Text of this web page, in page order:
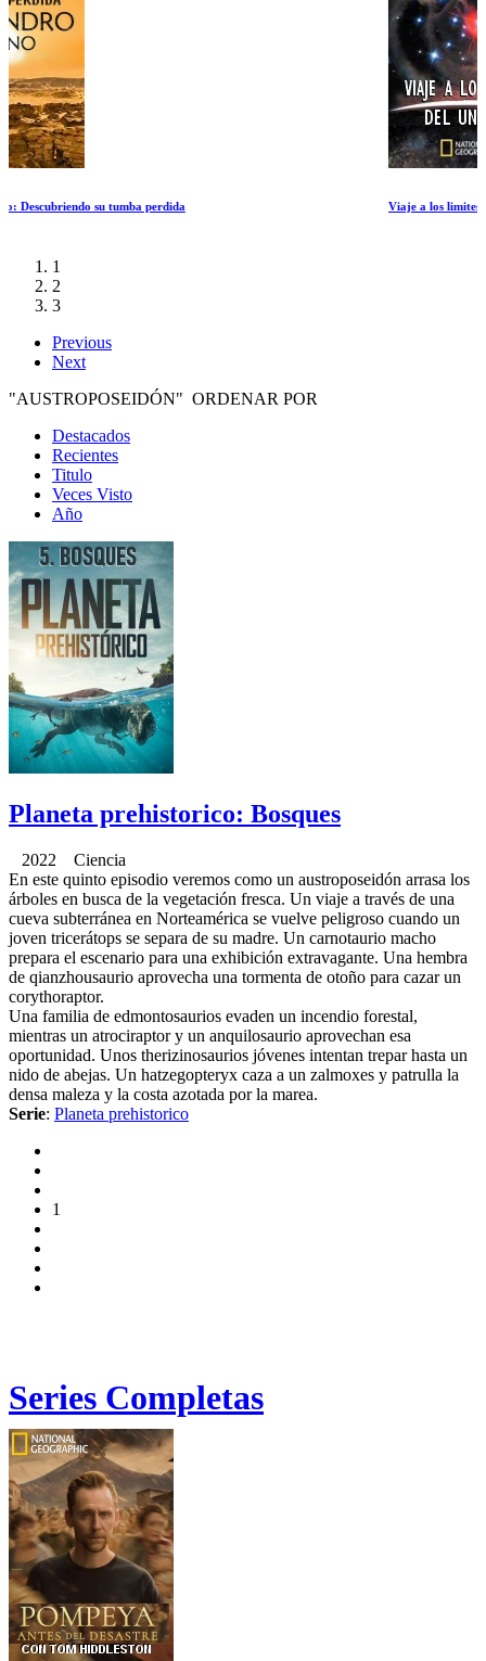
Viaje a los limites del Universo
1
2
3
Previous
Next
"AUSTROPOSEIDÓN" ORDENAR POR
Destacados
Recientes
Titulo
Veces Visto
Año
Planeta prehistorico: Bosques
2022 Ciencia
En este quinto episodio veremos como un austroposeidón arrasa los
árboles en busca de la vegetación fresca. Un viaje a través de una
cueva subterránea en Norteamérica se vuelve peligroso cuando un
joven tricerátops se separa de su madre. Un carnotaurio macho
prepara el escenario para una exhibición extravagante. Una hembra
de qianzhousaurio aprovecha una tormenta de otoño para cazar un
corythoraptor.
Una familia de edmontosaurios evaden un incendio forestal,
mientras un atrociraptor y un anquilosaurio aprovechan esa
oportunidad. Unos therizinosaurios jóvenes intentan trepar hasta un
nido de abejas. Un hatzegopteryx caza a un zalmoxes y patrulla la
densa maleza y la costa azotada por la marea.
Serie: Planeta prehistorico
1
Series Completas